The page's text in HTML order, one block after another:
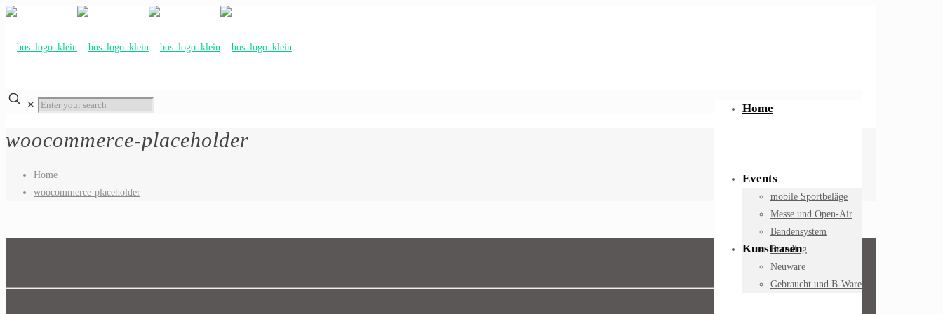
Home
Events
mobile Sportbeläge
Messe und Open-Air
Bandensystem
Branding
Kunstrasen
Neuware
Gebraucht und B‑Ware
✕
woocommerce-placeholder
Home
woocommerce-placeholder